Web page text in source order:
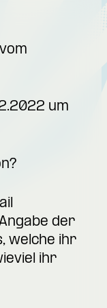
um
der
welche ihr
ihr